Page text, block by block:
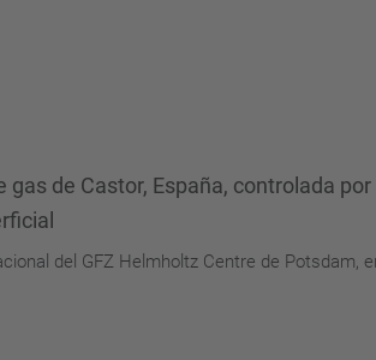
gas de Castor, España, controlada
del GFZ Helmholtz Centre de